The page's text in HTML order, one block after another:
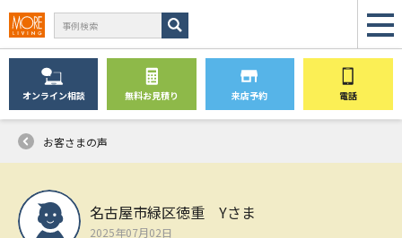
オンライン相談 無料お見積り 来店予約 電話
お客さまの声
名古屋市緑区徳重 Yさま
2025年07月02日